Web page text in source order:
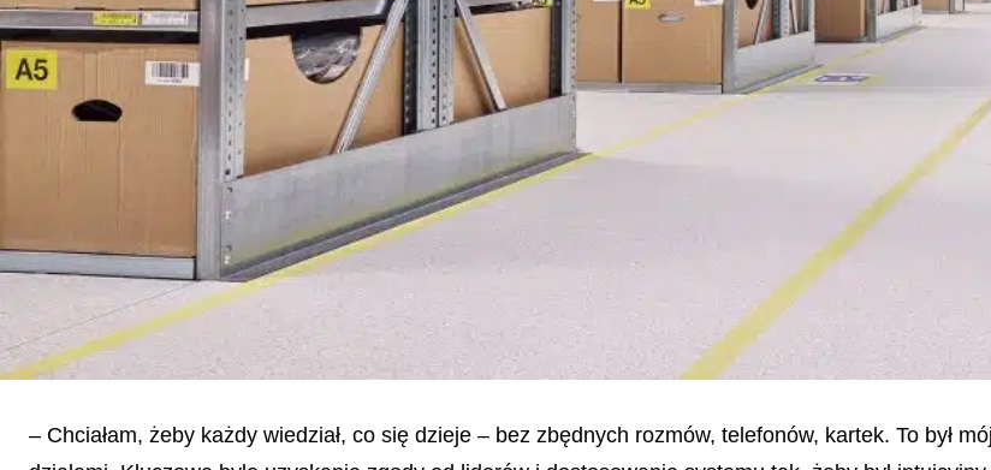
– Chciałam, żeby każdy wiedział, co się dzieje – bez zbędnych rozmów, telefonów, kartek. To był